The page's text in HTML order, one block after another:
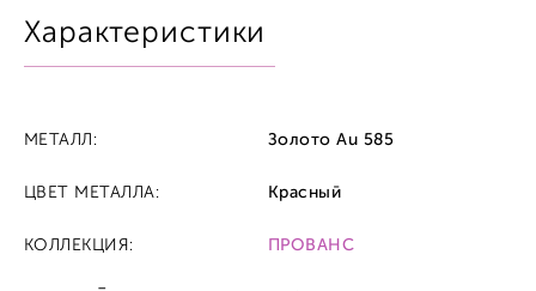
Характеристики
МЕТАЛЛ: Золото Au 585
ЦВЕТ МЕТАЛЛА: Красный
КОЛЛЕКЦИЯ: ПРОВАНС